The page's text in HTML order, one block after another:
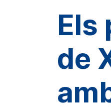
Els
de